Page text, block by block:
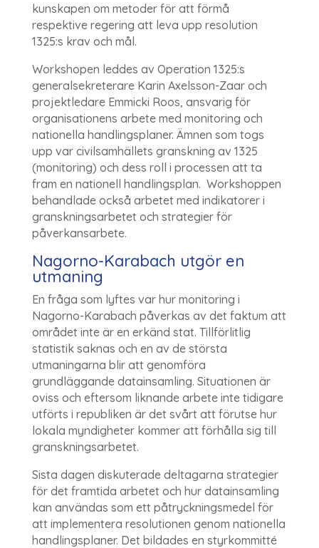
kunskapen om metoder för att förmå
respektive regering att leva upp resolution
1325:s krav och mål.
Workshopen leddes av Operation 1325:s
generalsekreterare Karin Axelsson-Zaar och
projektledare Emmicki Roos, ansvarig för
organisationens arbete med monitoring och
nationella handlingsplaner. Ämnen som togs
upp var civilsamhällets granskning av 1325
(monitoring) och dess roll i processen att ta
fram en nationell handlingsplan. Workshoppen
behandlade också arbetet med indikatorer i
granskningsarbetet och strategier för
påverkansarbete.
Nagorno-Karabach utgör en
utmaning
En fråga som lyftes var hur monitoring i
Nagorno-Karabach påverkas av det faktum att
området inte är en erkänd stat. Tillförlitlig
statistik saknas och en av de största
utmaningarna blir att genomföra
grundläggande datainsamling. Situationen är
oviss och eftersom liknande arbete inte tidigare
utförts i republiken är det svårt att förutse hur
lokala myndigheter kommer att förhålla sig till
granskningsarbetet.
Sista dagen diskuterade deltagarna strategier
för det framtida arbetet och hur datainsamling
kan användas som ett påtryckningsmedel för
att implementera resolutionen genom nationella
handlingsplaner. Det bildades en styrkommitté